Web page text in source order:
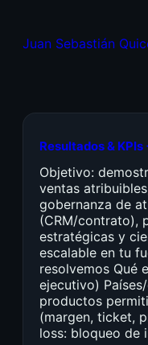
Juan Sebastián
Resultados &
Objetivo:
ventas
gobernanza de
(CRM/contrato),
estratégicas y
escalable en tu
resolvemos Qué
ejecutivo)
productos
(margen, ticket,
loss: bloqueo de